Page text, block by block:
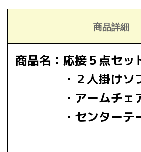
商品詳細
商品名：応接５点セッ
・２人掛けソフ
・アームチェア
・センターテー